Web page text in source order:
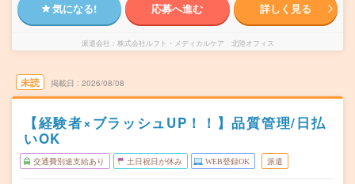
気になる! 応募へ進む 詳しく見る
派遣会社 株式会社ルフト・メディカルケア 北陸オフィス
未読 掲載日 2026/08/08
【経験者×ブラッシュUP！！】品質管理/日払
いOK
交通費別途支給あり 土日祝日が休み WEB登録OK 派遣